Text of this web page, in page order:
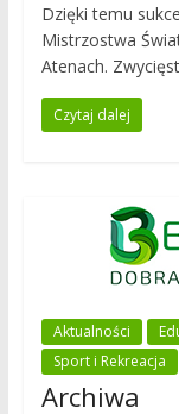
Dzięki temu
Mistrzostwa
Atenach.
Czytaj dalej
Aktualności
Sport i Rekreacja
Archiwa